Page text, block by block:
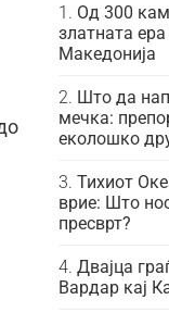
Од 300
златната
Македонија
Што да
мечка:
еколошко
Тихиот
врие: Што
пресврт?
Двајца
Вардар кај